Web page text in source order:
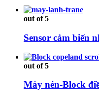
out of 5
Sensor cảm biến
out of 5
Máy nén-Block